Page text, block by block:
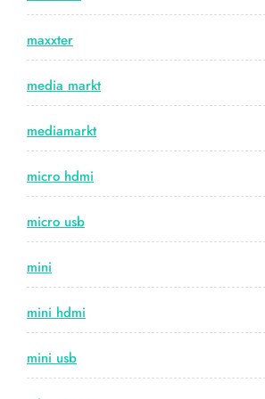
maxxter
media markt
mediamarkt
micro hdmi
micro usb
mini
mini hdmi
mini usb